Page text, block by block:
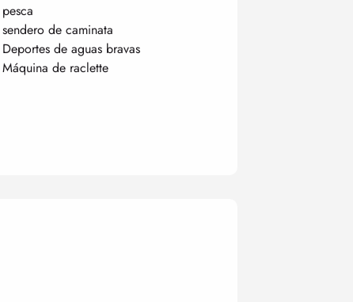
pesca
sendero de caminata
Deportes de aguas bravas
Máquina de raclette